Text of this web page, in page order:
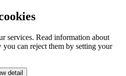
services. Read information about
can reject them by setting your
detail